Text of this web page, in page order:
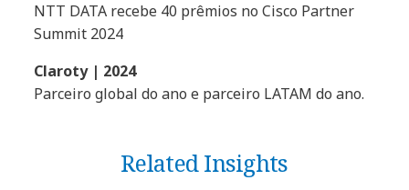
NTT DATA recebe 40 prêmios no Cisco Partner
Summit 2024
Claroty | 2024
Parceiro global do ano e parceiro LATAM do ano.
Related Insights